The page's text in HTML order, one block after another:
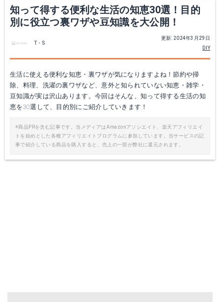
知って得する便利な生活の知恵30選！目的
別に役立つ裏ワザや豆知識を大公開！
更新: 2024年3月29日
DIY
T・S
生活に使える便利な知恵・裏ワザが気になりますよね！節約や掃
除、料理、洗濯の裏ワザなど、意外と知られていない知恵・雑学・
豆知識が実は沢山あります。今回はそんな、知って得する生活の知
恵を30選して、目的別にご紹介していきます！
※商品PRを含む記事です。当メディアはAmazonアソシエイト、楽天アフィリエイ
トを始めとした各種アフィリエイトプログラムに参加しています。当サービスの記
事で紹介している商品を購入すると、売上の一部が弊社に還元されます。